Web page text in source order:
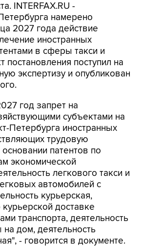
INTERFAX.RU -
намерено
2027 года действие
иностранных
в сферы такси и
постановления поступил на
экспертизу и опубликован
год запрет на
субъектами на
Петербурга иностранных
трудовую
патентов по
экономической
легкового такси и
автомобилей с
курьерская,
доставке
транспорта, деятельность
дом, деятельность
- говорится в документе.